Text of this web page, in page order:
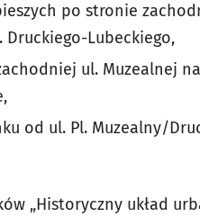
po stronie
Lubeckiego,
ul. Muzealnej
od ul. Pl. Muzealny/
„Historyczny układ